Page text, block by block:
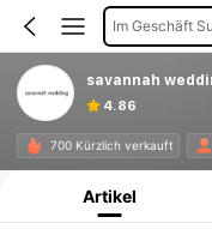
Im Geschäft
savannah
4.86
700 Kürzlich verkauft
Produktinformation:
Artikel